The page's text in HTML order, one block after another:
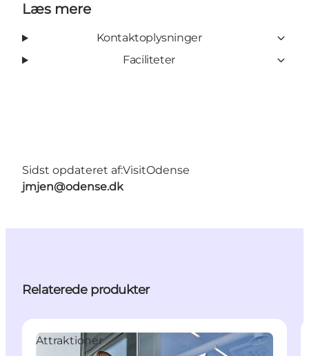
Læs mere
Kontaktoplysninger
Faciliteter
Sidst opdateret af:VisitOdense
jmjen@odense.dk
Relaterede produkter
Attraktioner